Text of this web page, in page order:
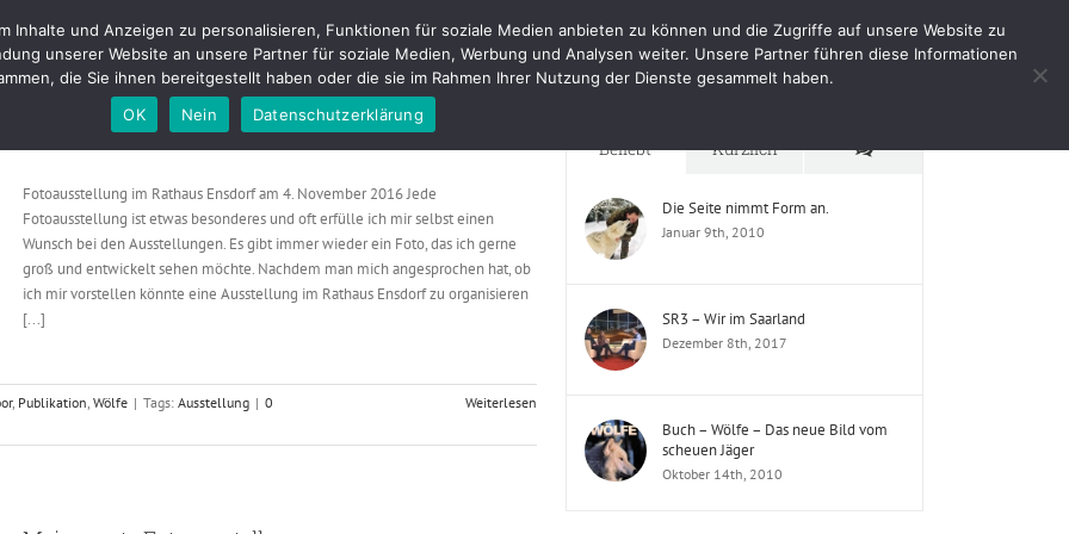
Fotostudio Buchungen & Preise Kontakt Blog About me Impressum Shop Mein Benutzerkonto
Startseite Schlagwort:
Fotoausstellung in Ensdorf 2016
Fotoausstellung im Rathaus Ensdorf am 4. November 2016 Jede
Fotoausstellung ist etwas besonderes und oft erfülle ich mir selbst einen
Wunsch bei den Ausstellungen. Es gibt immer wieder ein Foto, das ich gerne
groß und entwickelt sehen möchte. Nachdem man mich angesprochen hat, ob
ich mir vorstellen könnte eine Ausstellung im Rathaus Ensdorf zu organisieren
[...]
, Publikation, Wölfe | Tags: Ausstellung | 0
Weiterlesen
Beliebt Kürzlich Kommentare
Die Seite nimmt Form an.
Januar 9th, 2010
SR3 – Wir im Saarland
Dezember 8th, 2017
Buch – Wölfe – Das neue Bild vom
scheuen Jäger
Oktober 14th, 2010
Inhalte und Anzeigen zu personalisieren, Funktionen für soziale Medien anbieten zu können und die Zugriffe auf unsere Website zu
unserer Website an unsere Partner für soziale Medien, Werbung und Analysen weiter. Unsere Partner führen diese Informationen
die Sie ihnen bereitgestellt haben oder die sie im Rahmen Ihrer Nutzung der Dienste gesammelt haben.
OK
Nein Datenschutzerklärung